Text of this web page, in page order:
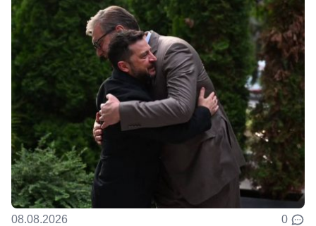
08.08.2026 0